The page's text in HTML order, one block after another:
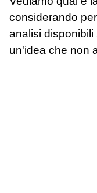
considerando
analisi
un'idea che non